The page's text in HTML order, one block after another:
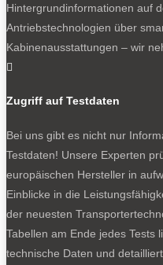
Hintergrundinformationen auf
Antriebstechnologien über
Kabinenausstattungen – wir

Zugriff auf Testdaten
Bei uns gibt es nicht nur
Testdaten! Unsere Experten
europäischen Hersteller in
Einblicke in die
der neuesten
Tabellen am Ende jedes Tests
technische Daten und